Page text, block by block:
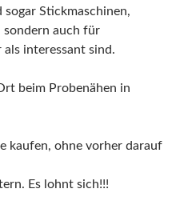
Stickmaschinen,
auch für
interessant sind.
beim Probenähen in
kaufen, ohne vorher darauf
Es lohnt sich!!!